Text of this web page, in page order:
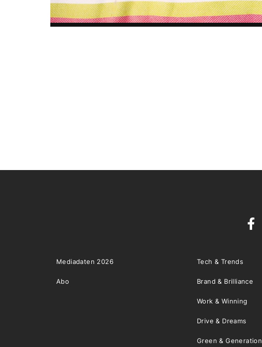
Mediadaten 2026
Abo
Tech & Trends
Brand & Brilliance
Work & Winning
Drive & Dreams
Green & Generation